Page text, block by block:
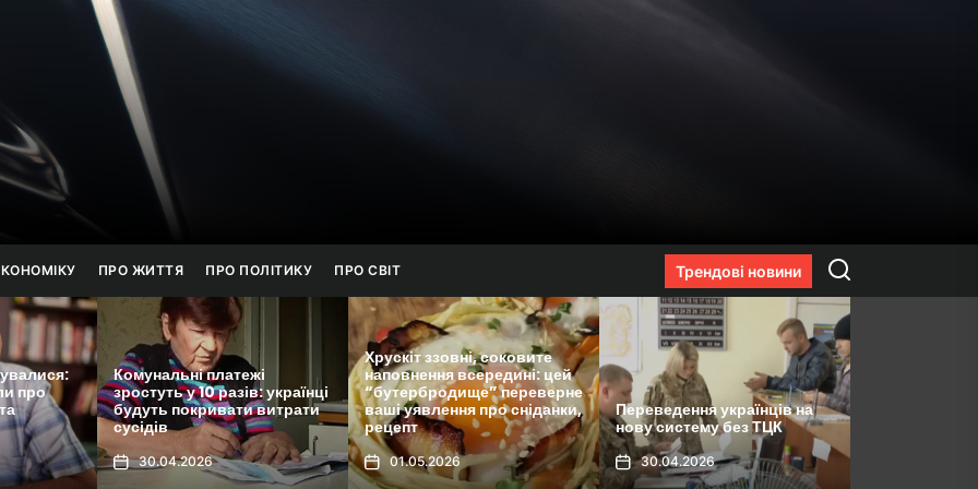
ПРО ЖИТТЯ ПРО ПОЛІТИКУ ПРО СВІТ Трендові новини Пошук
платежі
у 10 разів: українці
покривати витрати
Хрускіт ззовні, соковите
наповнення всередині: цей
“бутербродище” переверне
ваші уявлення про сніданки,
рецепт
01.05.2026
Переведення українців на
нову систему без ТЦК
30.04.2026
Людмила Ковалевська
закликала до прозорості
військового збору,
наголосивши на важливості
спрямування коштів на ЗСУ,
а не на піар
30.04.2026